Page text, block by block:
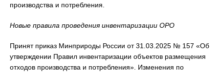
производства и потребления.
Новые правила проведения инвентаризации ОРО
Принят приказ Минприроды России от 31.03.2025 № 157 «Об
утверждении Правил инвентаризации объектов размещения
отходов производства и потребления». Изменения по